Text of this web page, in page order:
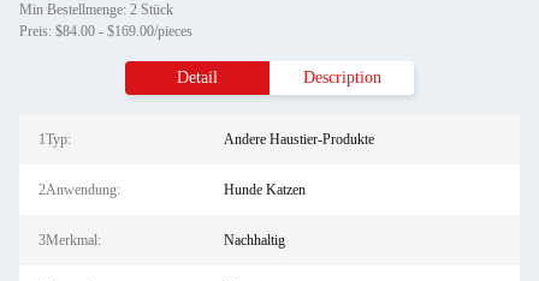
Min Bestellmenge: 2 Stück
Preis: $84.00 - $169.00/pieces
Detail Description
1Typ: Andere Haustier-Produkte
2Anwendung: Hunde Katzen
3Merkmal: Nachhaltig